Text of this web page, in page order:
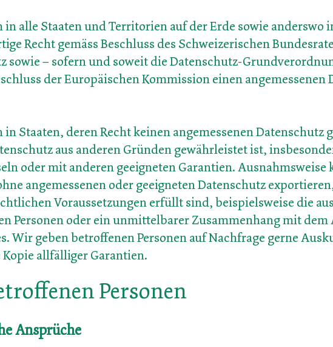
alle Staaten und Territorien auf der Erde sowie anderswo
Recht gemäss Beschluss des Schweizerischen
sowie – sofern und soweit die Datenschutz-
der Europäischen Kommission einen angemessenen
Staaten, deren Recht keinen angemessenen Datenschutz
aus anderen Gründen gewährleistet ist,
oder mit anderen geeigneten Garantien. Ausnahmsweise
angemessenen oder geeigneten Datenschutz
Voraussetzungen erfüllt sind, beispielsweise die
Personen oder ein unmittelbarer Zusammenhang mit dem
Wir geben betroffenen Personen auf Nachfrage gerne
allfälliger Garantien.
Personen
Ansprüche